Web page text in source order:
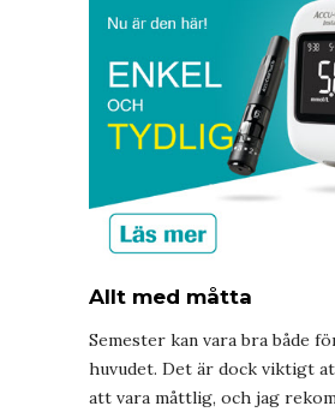
Allt med måtta
Semester kan vara bra både
huvudet. Det är dock viktigt
att vara måttlig, och jag